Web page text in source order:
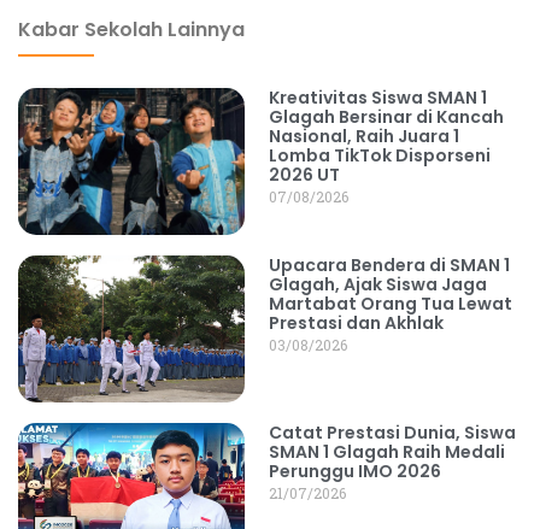
Kabar Sekolah Lainnya
Kreativitas Siswa SMAN 1
Glagah Bersinar di Kancah
Nasional, Raih Juara 1
Lomba TikTok Disporseni
2026 UT
07/08/2026
Upacara Bendera di SMAN 1
Glagah, Ajak Siswa Jaga
Martabat Orang Tua Lewat
Prestasi dan Akhlak
03/08/2026
Catat Prestasi Dunia, Siswa
SMAN 1 Glagah Raih Medali
Perunggu IMO 2026
21/07/2026